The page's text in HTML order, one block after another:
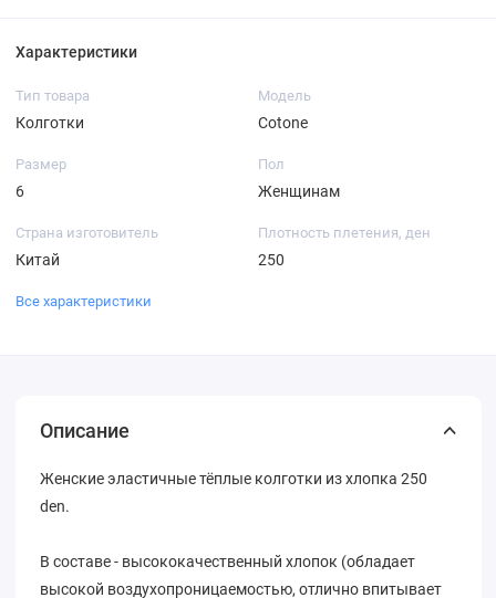
Характеристики
Тип товара
Колготки
Модель
Cotone
Размер
6
Пол
Женщинам
Страна изготовитель
Китай
Плотность плетения, ден
250
Все характеристики
Описание
Женские эластичные тёплые колготки из хлопка 250
den.
В составе - высококачественный хлопок (обладает
высокой воздухопроницаемостью, отлично впитывает